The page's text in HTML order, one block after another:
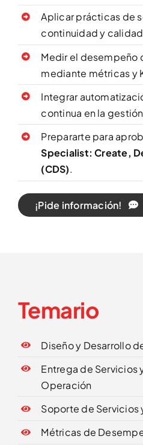
Aplicar prácticas de
continuidad y
Medir el desempeño
mediante métricas y
Integrar
continua en la
Prepararte para
Specialist: Create,
(CDS).
¡Pide información!
Temario
Diseño y Desarrollo
Entrega de Servicios
Operación
Soporte de Servicios
Métricas de